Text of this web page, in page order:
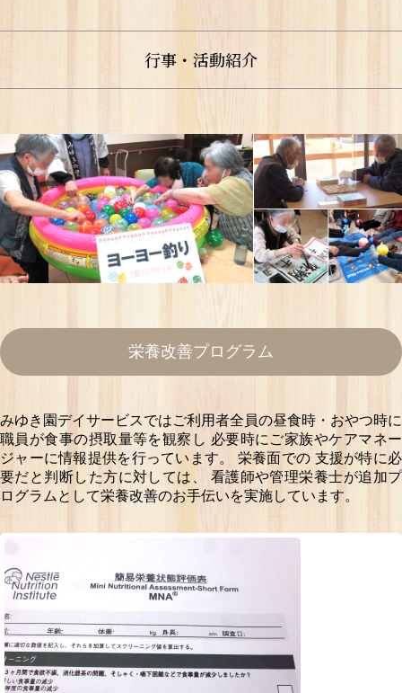
行事・活動紹介
栄養改善プログラム
みゆき園デイサービスではご利用者全員の昼食時・おやつ時に
職員が食事の摂取量等を観察し 必要時にご家族やケアマネー
ジャーに情報提供を行っています。
栄養面での 支援が特に必
要だと判断した方に対しては、
看護師や管理栄養士が追加プ
ログラムとして栄養改善のお手伝いを実施しています。